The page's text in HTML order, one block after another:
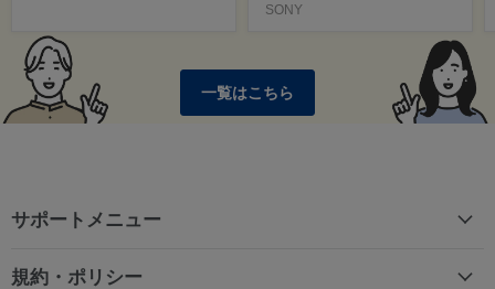
SONY
一覧はこちら
サポートメニュー
規約・ポリシー